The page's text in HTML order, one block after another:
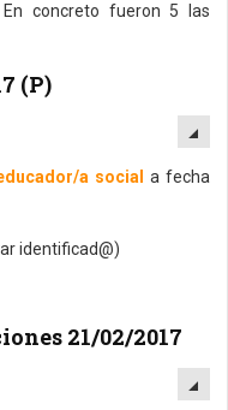
. En concreto fueron 5 las
(P)
a sociala fecha
identificad@)
21/02/2017